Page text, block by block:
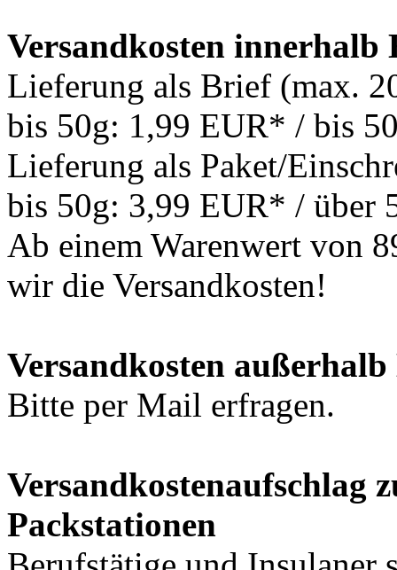
Versandkosten innerhalb
Lieferung als Brief (max.
bis 50g: 1,99 EUR* / bis
Lieferung als Paket/
bis 50g: 3,99 EUR* / über
Ab einem Warenwert von
wir die Versandkosten!
Versandkosten
Bitte per Mail erfragen.
Versandkostenaufschlag
Packstationen